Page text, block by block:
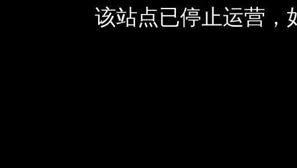
该站点已停止运营，